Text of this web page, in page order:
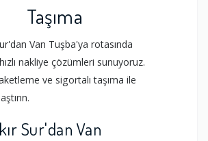
Taşıma
Van Tuşba'ya rotasında
nakliye çözümleri sunuyoruz.
ve sigortalı taşıma ile
Sur'dan Van